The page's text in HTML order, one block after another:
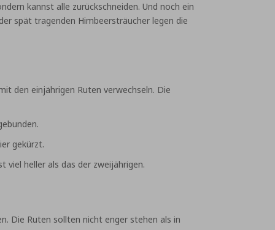
kannst alle zurückschneiden. Und noch ein
spät tragenden Himbeersträucher legen die
den einjährigen Ruten verwechseln. Die
gekürzt.
viel heller als das der zweijährigen.
Die Ruten sollten nicht enger stehen als in